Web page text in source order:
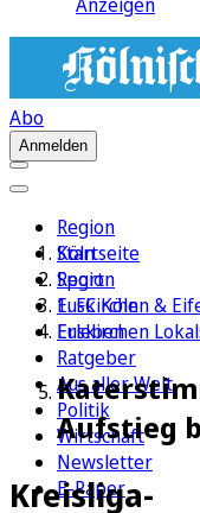
Abo
Anmelden
Region
Köln
Sport
1. FC Köln
Erleben
Ratgeber
Aus aller Welt
Politik
Wirtschaft
Newsletter
E-Paper
Startseite
Region
Euskirchen &
Euskirchen
Aufstieg
Kreisliga-